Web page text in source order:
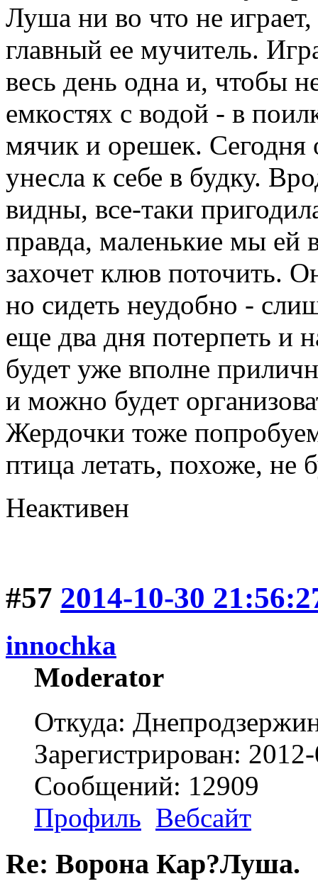
Луша ни во что не
главный ее мучитель.
весь день одна и, чтобы
емкостях с водой - в
мячик и орешек. Сегодня
унесла к себе в будку.
видны, все-таки
правда, маленькие мы ей
захочет клюв поточить.
но сидеть неудобно -
еще два дня потерпеть и
будет уже вполне
и можно будет
Жердочки тоже
птица летать, похоже, не
Неактивен
#57 2014-10-30
innochka
Moderator
Откуда:
Зарегистрирован:
Сообщений: 12909
Профиль Вебсайт
Re: Ворона Кар?Луша.